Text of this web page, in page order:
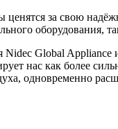
за свою
оборудования,
Nidec Global Appliance
нас как более
одновременно